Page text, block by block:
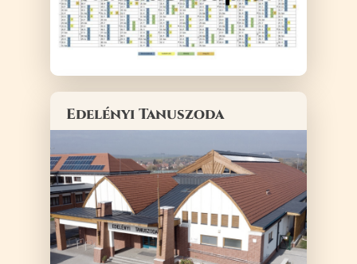
Edelényi Tanuszoda